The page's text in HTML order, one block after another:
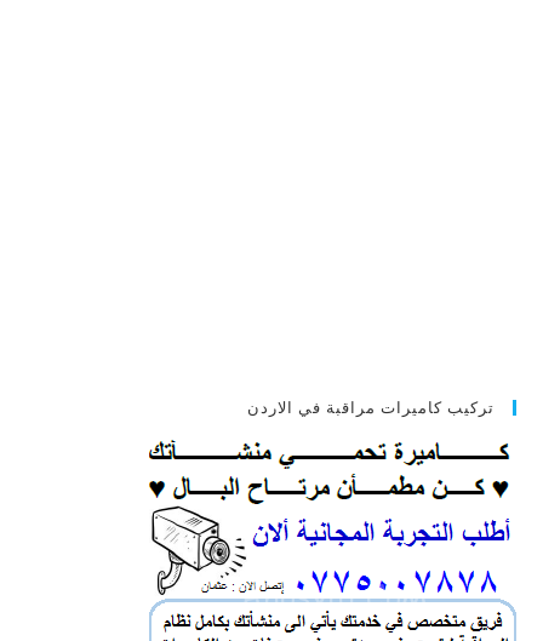
تركيب كاميرات مراقبة في الاردن